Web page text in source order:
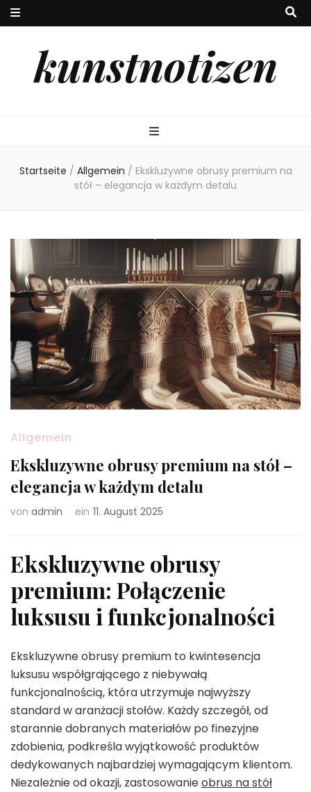
kunstnotizen
Startseite / Allgemein / Ekskluzywne obrusy premium na
stół – elegancja w każdym detalu
Allgemein
Ekskluzywne obrusy premium na stół –
elegancja w każdym detalu
von admin ein 11. August 2025
Ekskluzywne obrusy
premium: Połączenie
luksusu i funkcjonalności
Ekskluzywne obrusy premium to kwintesencja
luksusu współgrającego z niebywałą
funkcjonalnością, która utrzymuje najwyższy
standard w aranżacji stołów. Każdy szczegół, od
starannie dobranych materiałów po finezyjne
zdobienia, podkreśla wyjątkowość produktów
dedykowanych najbardziej wymagającym klientom.
Niezależnie od okazji, zastosowanieobrus na stół